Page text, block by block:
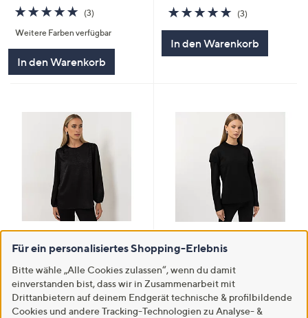
5.0
von
5
(3)
Weitere Farben verfügbar
In den Warenkorb
5.0
von
5
(3)
In den Warenkorb
SALE
STEFFEN SCHRAUT Bluse,
Rundhalsausschnitt mit Schlitz
leger weit
€ 39,99
SALE
STEFFEN SCHRAUT Sweatshirt
figurumspielend
€ 43,99
5.02
Für ein personalisiertes Shopping-Erlebnis
Bitte wähle „Alle Cookies zulassen“, wenn du damit
einverstanden bist, dass wir in Zusammenarbeit mit
Drittanbietern auf deinem Endgerät technische & profilbildende
Cookies und andere Tracking-Technologien zu Analyse- &